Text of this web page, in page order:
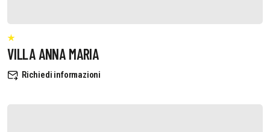
VILLA ANNA MARIA
Richiedi informazioni